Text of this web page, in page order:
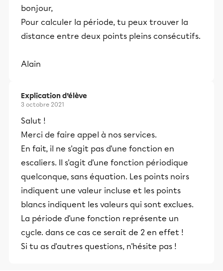
bonjour,
Pour calculer la période, tu peux trouver la
distance entre deux points pleins consécutifs.
Alain
Explication d’élève
3 octobre 2021
Salut !
Merci de faire appel à nos services.
En fait, il ne s'agit pas d'une fonction en
escaliers. Il s'agit d'une fonction périodique
quelconque, sans équation. Les points noirs
indiquent une valeur incluse et les points
blancs indiquent les valeurs qui sont exclues.
La période d'une fonction représente un
cycle. dans ce cas ce serait de 2 en effet !
Si tu as d'autres questions, n'hésite pas !